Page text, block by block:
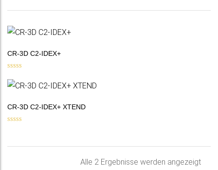
CR-3D C2-IDEX+
5.00
CR-3D C2-IDEX+ XTEND
Alle 2 Ergebnisse werden angezeigtNach